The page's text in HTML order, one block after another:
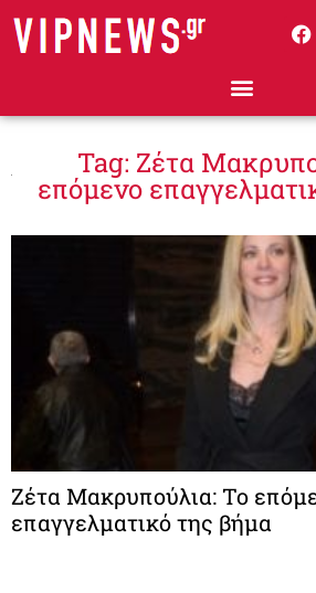
Tag: Ζέτα
επόμενο
Ζέτα Μακρυπούλια: Το
επαγγελματικό της βήμα